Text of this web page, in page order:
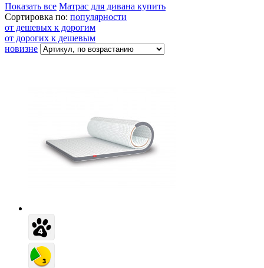
Показать все Матрас для дивана купить
Сортировка по: популярности
от дешевых к дорогим
от дорогих к дешевым
новизне